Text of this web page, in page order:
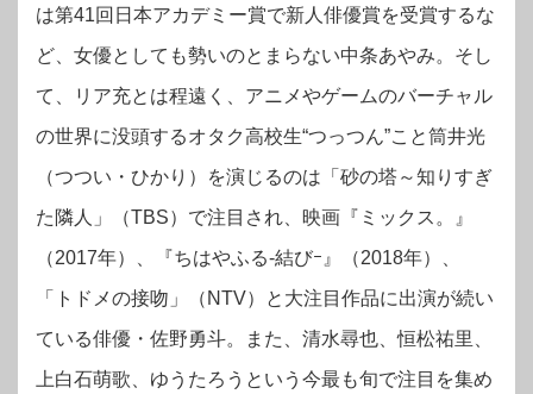
は第41回日本アカデミー賞で新人俳優賞を受賞するな
ど、女優としても勢いのとまらない中条あやみ。そし
て、リア充とは程遠く、アニメやゲームのバーチャル
の世界に没頭するオタク高校生“つっつん”こと筒井光
（つつい・ひかり）を演じるのは 「砂の塔～知りすぎ
た隣人」（TBS）で注目され、映画『ミックス。』
（2017年）、『ちはやふる-結びｰ』（2018年）、
「トドメの接吻」（NTV）と大注目作品に出演が続い
ている俳優・佐野勇斗。また、清水尋也、恒松祐里、
上白石萌歌、ゆうたろうという 今最も旬で注目を集め